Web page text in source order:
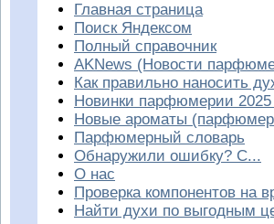
Главная страница
Поиск Яндексом
Полный справочник
AKNews (Новости
Как правильно наносить
Новинки парфюмерии 2025
Новые ароматы
Парфюмерный словарь
Обнаружили ошибку? С...
О нас
Проверка компонентов на
Найти духи по выгодным